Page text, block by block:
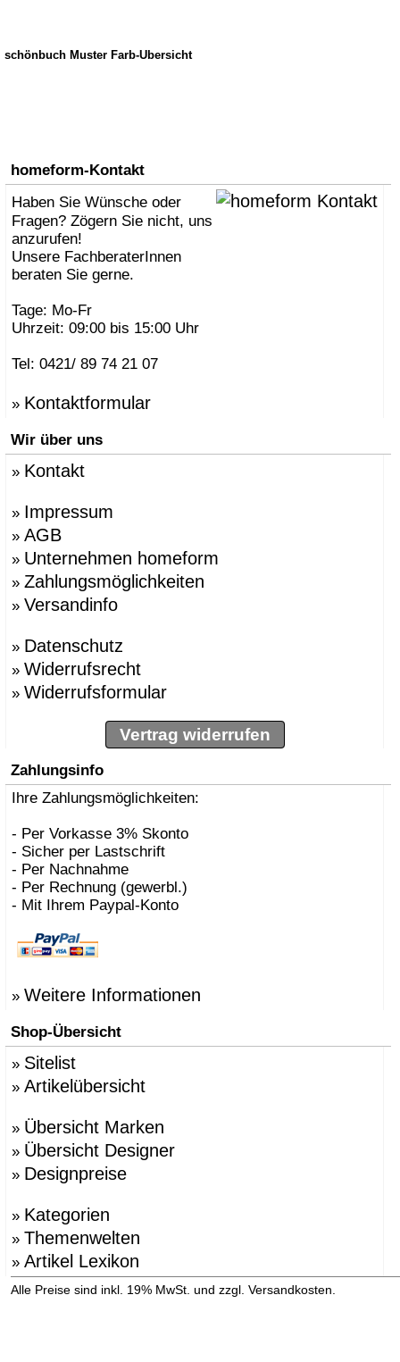
schönbuch Muster Farb-Übersicht
homeform-Kontakt
Haben Sie Wünsche oder
Fragen? Zögern Sie nicht, uns
anzurufen!
Unsere FachberaterInnen
beraten Sie gerne.
Tage: Mo-Fr
Uhrzeit: 09:00 bis 15:00 Uhr
Tel: 0421/ 89 74 21 07
» Kontaktformular
Wir über uns
» Kontakt
» Impressum
» AGB
» Unternehmen homeform
» Zahlungsmöglichkeiten
» Versandinfo
» Datenschutz
» Widerrufsrecht
» Widerrufsformular
Vertrag widerrufen
Zahlungsinfo
Ihre Zahlungsmöglichkeiten:
- Per Vorkasse 3% Skonto
- Sicher per Lastschrift
- Per Nachnahme
- Per Rechnung (gewerbl.)
- Mit Ihrem Paypal-Konto
» Weitere Informationen
Shop-Übersicht
» Sitelist
» Artikelübersicht
» Übersicht Marken
» Übersicht Designer
» Designpreise
» Kategorien
» Themenwelten
» Artikel Lexikon
Alle Preise sind inkl. 19% MwSt. und zzgl. Versandkosten.